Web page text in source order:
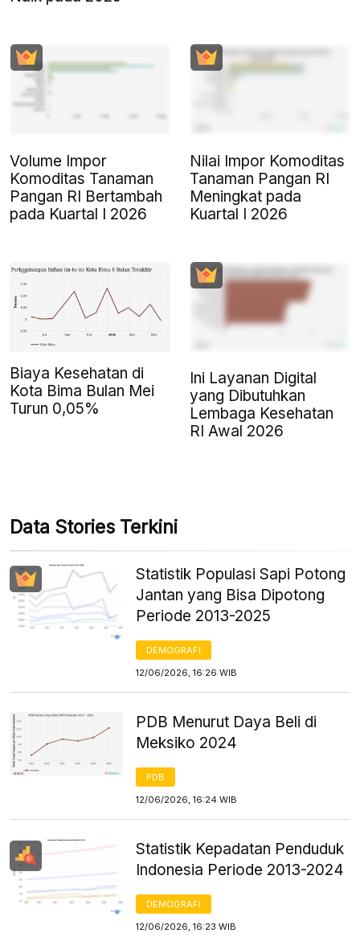
Volume Impor
Komoditas Tanaman
Pangan RI Bertambah
pada Kuartal I 2026
Nilai Impor Komoditas
Tanaman Pangan RI
Meningkat pada
Kuartal I 2026
Biaya Kesehatan di
Kota Bima Bulan Mei
Turun 0,05%
Ini Layanan Digital
yang Dibutuhkan
Lembaga Kesehatan
RI Awal 2026
Data Stories Terkini
Statistik Populasi Sapi Potong
Jantan yang Bisa Dipotong
Periode 2013-2025
DEMOGRAFI
12/06/2026, 16:26 WIB
PDB Menurut Daya Beli di
Meksiko 2024
PDB
12/06/2026, 16:24 WIB
Statistik Kepadatan Penduduk
Indonesia Periode 2013-2024
DEMOGRAFI
12/06/2026, 16:23 WIB